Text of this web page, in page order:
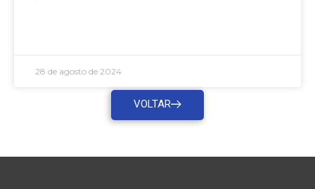
28 de agosto de 2024
VOLTAR